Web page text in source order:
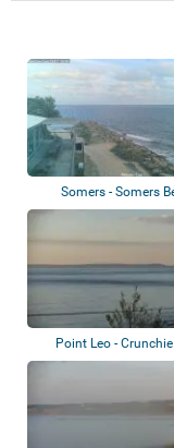
Somers - Somers
Balnarring, The
Point Leo -